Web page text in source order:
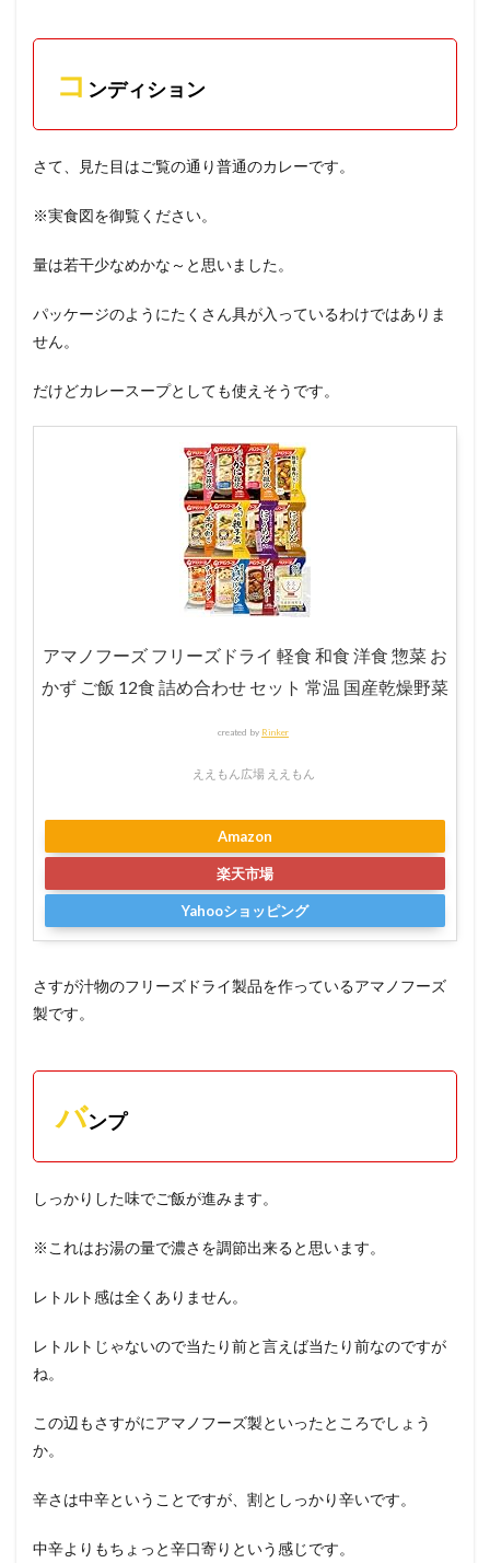
コ ンディション
さて、見た目はご覧の通り普通のカレーです。
※実食図を御覧ください。
量は若干少なめかな～と思いました。
パッケージのようにたくさん具が入っているわけではありま
せん。
だけどカレースープとしても使えそうです。
アマノフーズ フリーズドライ 軽食 和食 洋食 惣菜 お
かず ご飯 12食 詰め合わせ セット 常温 国産乾燥野菜
created by Rinker
ええもん広場 ええもん
Amazon
楽天市場
Yahooショッピング
さすが汁物のフリーズドライ製品を作っているアマノフーズ
製です。
バンプ
しっかりした味でご飯が進みます。
※これはお湯の量で濃さを調節出来ると思います。
レトルト感は全くありません。
レトルトじゃないので当たり前と言えば当たり前なのですが
ね。
この辺もさすがにアマノフーズ製といったところでしょう
か。
辛さは中辛ということですが、割としっかり辛いです。
中辛よりもちょっと辛口寄りという感じです。